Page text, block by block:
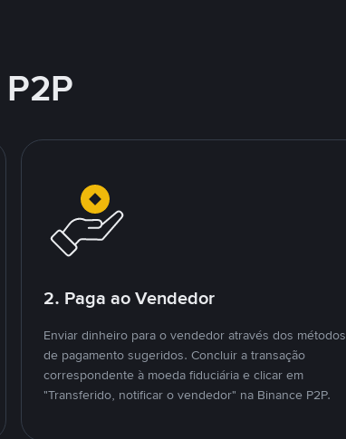
2. Paga ao Vendedor
Enviar dinheiro para o vendedor através dos métodos
de pagamento sugeridos. Concluir a transação
correspondente à moeda fiduciária e clicar em
"Transferido, notificar o vendedor" na Binance P2P.